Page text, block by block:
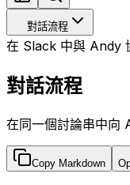
對話流程
在 Slack 中與 Andy
對話流程
在同一個討論串中向
Copy Markdown